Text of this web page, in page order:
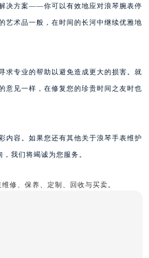
决方案——你可以有效地应对浪琴腕表停
艺术品一般，在时间的长河中继续优雅地
求专业的帮助以避免造成更大的损害。就
意见一样，在修复您的珍贵时间之友时也
内容。如果您还有其他关于浪琴手表维护
我们将竭诚为您服务。